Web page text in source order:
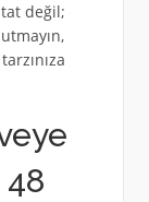
değil;
48